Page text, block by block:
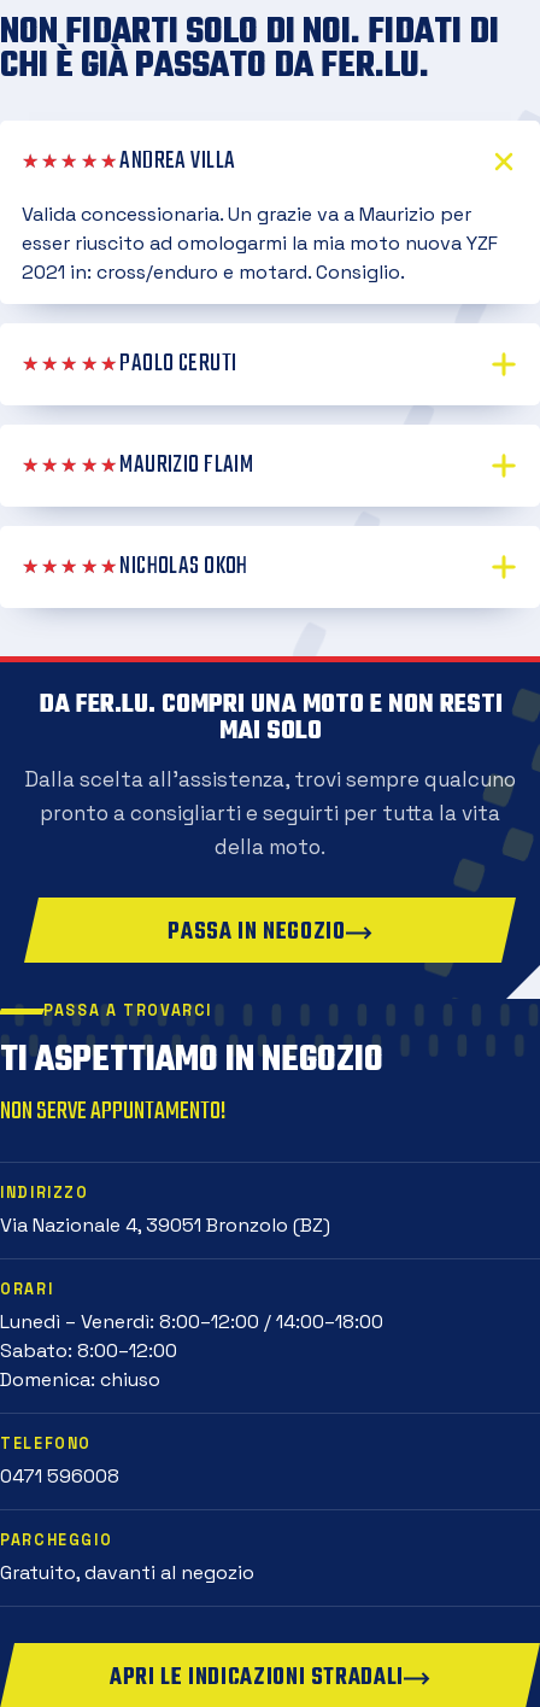
NON FIDARTI SOLO DI NOI. FIDATI DI
CHI È GIÀ PASSATO DA FER.LU.
★★★★★ANDREA VILLA
Valida concessionaria. Un grazie va a Maurizio per
esser riuscito ad omologarmi la mia moto nuova YZF
2021 in: cross/enduro e motard. Consiglio.
★★★★★PAOLO CERUTI
★★★★★MAURIZIO FLAIM
★★★★★NICHOLAS OKOH
DA FER.LU. COMPRI UNA MOTO E NON RESTI
MAI SOLO
Dalla scelta all'assistenza, trovi sempre qualcuno
pronto a consigliarti e seguirti per tutta la vita
della moto.
PASSA IN NEGOZIO
PASSA A TROVARCI
TI ASPETTIAMO IN NEGOZIO
NON SERVE APPUNTAMENTO!
INDIRIZZO
Via Nazionale 4, 39051 Bronzolo (BZ)
ORARI
Lunedì – Venerdì: 8:00–12:00 / 14:00–18:00
Sabato: 8:00–12:00
Domenica: chiuso
TELEFONO
0471 596008
PARCHEGGIO
Gratuito, davanti al negozio
APRI LE INDICAZIONI STRADALI